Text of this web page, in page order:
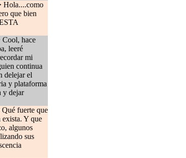
Hola....como
que bien
Cool, hace
leeré
mi
continua
delejar el
y plataforma
y dejar
Qué fuerte que
exista. Y que
algunos
sus